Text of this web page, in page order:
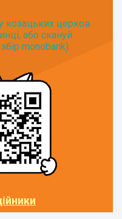
козацьких церков
або скануй
monobank):